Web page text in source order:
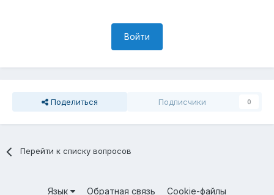
Войти
Поделиться Подписчики 0
Перейти к списку вопросов
Язык Обратная связь Cookie-файлы